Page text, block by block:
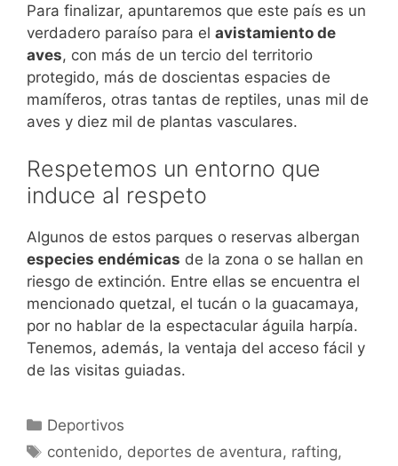
Para finalizar, apuntaremos que este país es un
verdadero paraíso para el avistamiento de
aves, con más de un tercio del territorio
protegido, más de doscientas espacies de
mamíferos, otras tantas de reptiles, unas mil de
aves y diez mil de plantas vasculares.
Respetemos un entorno que
induce al respeto
Algunos de estos parques o reservas albergan
especies endémicas de la zona o se hallan en
riesgo de extinción. Entre ellas se encuentra el
mencionado quetzal, el tucán o la guacamaya,
por no hablar de la espectacular águila harpía.
Tenemos, además, la ventaja del acceso fácil y
de las visitas guiadas.
Categorías
Deportivos
Etiquetas
contenido, deportes de aventura, rafting,